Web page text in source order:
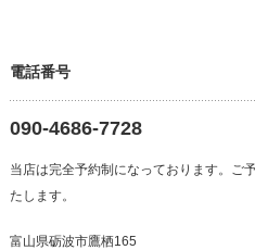
電話番号
090-4686-7728
当店は完全予約制になっております。ご
たします。
富山県砺波市鷹栖165